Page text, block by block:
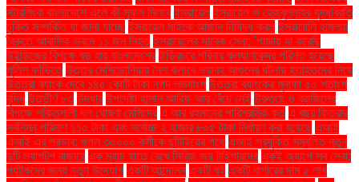
স্টারলিংক বাংলাদেশে এলে কী সুফল মিলবে ইসরায়েল ইসরায়েল ও হেজবুল্লাহর যুদ্ধবিরতি
চুক্তি সম্পর্কিত যা জানা যাচ্ছে ইসরায়েল মাইকে আজান নিষিদ্ধ করল ইসরায়েলি হামলায়
বৈরুতে আবাসিক ভবনে ১১ জন নিহত ইসরায়েলের সাবেক সেনা: 'গাজায় যা করেছি
উইন্ডিজের বিপক্ষে বড় হার বাংলাদেশের উড়িরচরে পরিবার কল্যাণকেন্দ্র পরিণত হয়েছে
পুলিশ ফাঁড়িতে উত্তর মেসিডোনিয়ায় নৈশ ক্লাবে ভয়াবহ আগুনের ঘটনায় হতাহতদের নিয়ে
উত্তরা ব্যাংক দেবে ১৪৫ কোটি টাকা নগদ লভ্যাংশ উত্তরা ব্যাংকের মুনাফা ৫০ শতাংশ
বৃদ্ধি উত্তীর্ণ ৮৩ উদ্ধার উপদেষ্টা হাসান আরিফ আর বেঁচে নেই উরুগুয়ে ও ব্রাজিলের
বিপক্ষে শক্তিশালী দল ঘোষণা মেসিদের এ আর রহমানের পারিশ্রমিক কত এ বছর ফিতরার
সর্বনিম্ন পরিমাণ ১১০ টাকা এবং সর্বোচ্চ ২ হাজার ৮০৫ টাকা নির্ধারণ করা হয়েছে এআই
এআই এর প্রভাব: গুগল ৩০০০০ কর্মীকে ছাঁটাইয়ের পথে এআই প্রযুক্তি সম্বলিত নতুন
দুটি ল্যাপটপ বাজারে এক ম্যাচ হাতে রেখে সিরিজ জয় টাইগারদের একই অ্যাপে সব সেবা:
পর্যটকদের জন্য নতুন উদ্যোগ একটি আন্দোলন একটি বই একটি বার্গারের দাম ৫ লাখ